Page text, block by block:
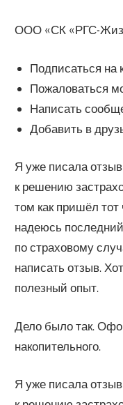
ООО «СК «РГС-
Подписаться на
Пожаловаться
Написать
Добавить в
Я уже писала
к решению
том как пришёл
надеюсь
по страховому
написать отзыв.
полезный опыт.
Дело было так.
накопительного.
Я уже писала